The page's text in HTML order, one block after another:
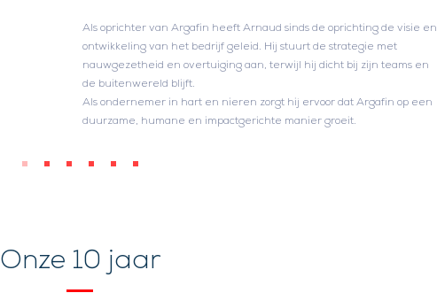
Als oprichter van Argafin heeft Arnaud sinds de oprichting de visie en
ontwikkeling van het bedrijf geleid. Hij stuurt de strategie met
nauwgezetheid en overtuiging aan, terwijl hij dicht bij zijn teams en
de buitenwereld blijft.
Als ondernemer in hart en nieren zorgt hij ervoor dat Argafin op een
duurzame, humane en impactgerichte manier groeit.
Onze 10 jaar